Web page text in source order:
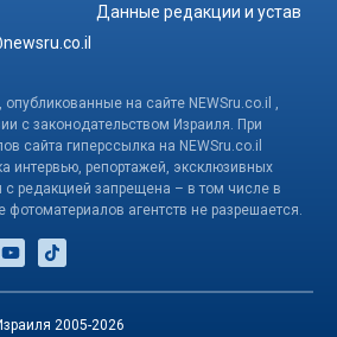
Данные редакции и устав
на сайте NEWSru.co.il ,
с законодательством Израиля. При
сайта гиперссылка на NEWSru.co.il
интервью, репортажей, эксклюзивных
с редакцией запрещена – в том числе в
фотоматериалов агентств не разрешается.
2005-2026